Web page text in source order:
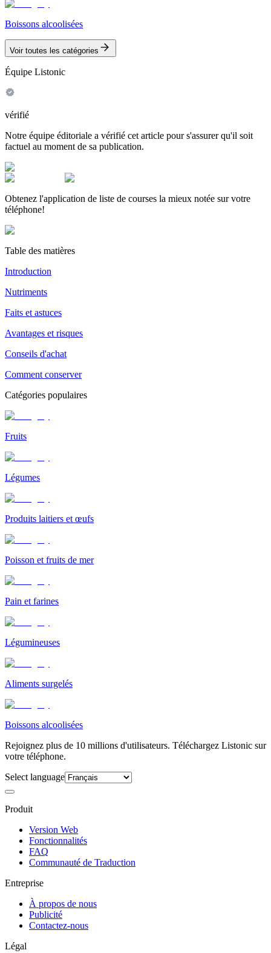
Boissons alcoolisées
Voir toutes les catégories
Équipe Listonic
vérifié
Notre équipe éditoriale a vérifié cet article pour s'assurer qu'il soit
factuel au moment de sa publication.
Obtenez l'application de liste de courses la mieux notée sur votre
téléphone!
Table des matières
Introduction
Nutriments
Faits et astuces
Avantages et risques
Conseils d'achat
Comment conserver
Catégories populaires
Fruits
Légumes
Produits laitiers et œufs
Poisson et fruits de mer
Pain et farines
Légumineuses
Aliments surgelés
Boissons alcoolisées
Rejoignez plus de 10 millions d'utilisateurs. Téléchargez Listonic sur
votre téléphone.
Select language
Produit
Version Web
Fonctionnalités
FAQ
Communauté de Traduction
Entreprise
À propos de nous
Publicité
Contactez-nous
Légal